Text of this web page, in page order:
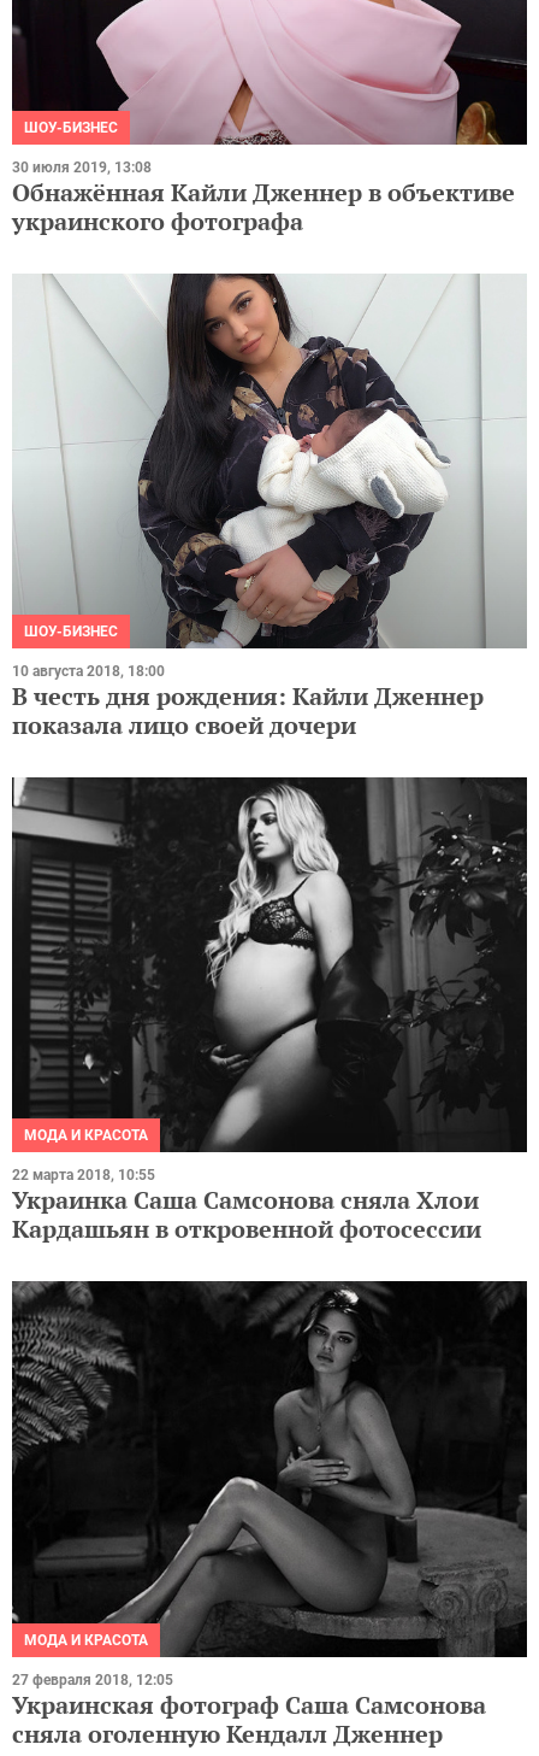
ШОУ-БИЗНЕС
30 июля 2019, 13:08
Обнажённая Кайли Дженнер в объективе
украинского фотографа
ШОУ-БИЗНЕС
10 августа 2018, 18:00
В честь дня рождения: Кайли Дженнер
показала лицо своей дочери
МОДА И КРАСОТА
22 марта 2018, 10:55
Украинка Саша Самсонова сняла Хлои
Кардашьян в откровенной фотосессии
МОДА И КРАСОТА
27 февраля 2018, 12:05
Украинская фотограф Саша Самсонова
сняла оголенную Кендалл Дженнер